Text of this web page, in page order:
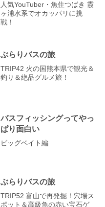
人気YouTuber・魚住つばき 霞
ヶ浦水系でオカッパリに挑
戦！
ぶらりバスの旅
TRIP42 火の国熊本県で観光＆
釣り＆絶品グルメ旅！
バスフィッシングってやっ
ぱり面白い
ビッグベイト編
ぶらりバスの旅
TRIP52 富山で再発掘！穴場ス
ポット＆高級魚の赤い宝石ゲ